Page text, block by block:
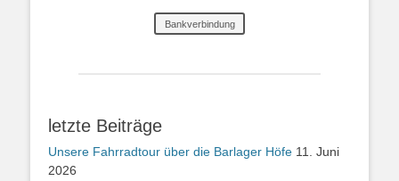
Bankverbindung
letzte Beiträge
Unsere Fahrradtour über die Barlager Höfe 11. Juni
2026